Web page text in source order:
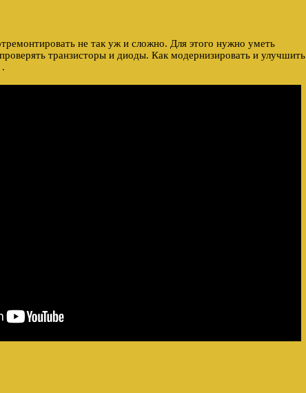
не так уж и сложно. Для этого нужно уметь
транзисторы и диоды. Как модернизировать и улучшить